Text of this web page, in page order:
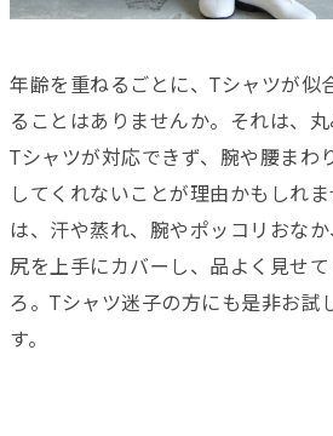
年齢を重ねるごとに、Tシャツが似
ることはありませんか。それは、
Tシャツが対応できず、腕や腰まわ
してくれないことが理由かもしれ
は、汗や蒸れ、腕やポッコリおな
尻を上手にカバーし、品よく見せ
ろ。Tシャツ迷子の方にも是非お試
す。